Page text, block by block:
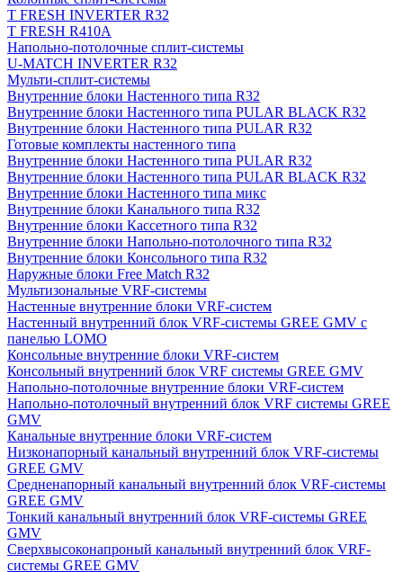
T FRESH INVERTER R32
T FRESH R410A
Напольно-потолочные сплит-системы
U-MATCH INVERTER R32
Мульти-сплит-системы
Внутренние блоки Настенного типа R32
Внутренние блоки Настенного типа PULAR BLACK R32
Внутренние блоки Настенного типа PULAR R32
Готовые комплекты настенного типа
Внутренние блоки Настенного типа PULAR R32
Внутренние блоки Настенного типа PULAR BLACK R32
Внутренние блоки Настенного типа микс
Внутренние блоки Канального типа R32
Внутренние блоки Кассетного типа R32
Внутренние блоки Напольно-потолочного типа R32
Внутренние блоки Консольного типа R32
Наружные блоки Free Match R32
Мультизональные VRF-системы
Настенные внутренние блоки VRF-систем
Настенный внутренний блок VRF-системы GREE GMV с
панелью LOMO
Консольные внутренние блоки VRF-систем
Консольный внутренний блок VRF системы GREE GMV
Напольно-потолочные внутренние блоки VRF-систем
Напольно-потолочный внутренний блок VRF системы GREE
GMV
Канальные внутренние блоки VRF-систем
Низконапорный канальный внутренний блок VRF-системы
GREE GMV
Средненапорный канальный внутренний блок VRF-системы
GREE GMV
Тонкий канальный внутренний блок VRF-системы GREE
GMV
Сверхвысоконапроный канальный внутренний блок VRF-
системы GREE GMV